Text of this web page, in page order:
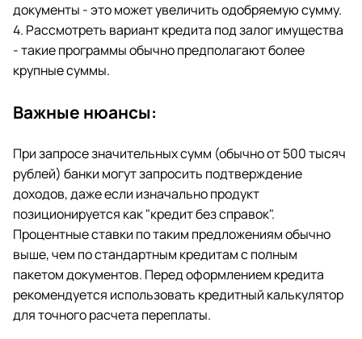
документы - это может увеличить одобряемую сумму.
4. Рассмотреть вариант кредита под залог имущества
- такие программы обычно предполагают более
крупные суммы.
Важные нюансы:
При запросе значительных сумм (обычно от 500 тысяч
рублей) банки могут запросить подтверждение
доходов, даже если изначально продукт
позиционируется как "кредит без справок".
Процентные ставки по таким предложениям обычно
выше, чем по стандартным кредитам с полным
пакетом документов. Перед оформлением кредита
рекомендуется использовать кредитный калькулятор
для точного расчета переплаты.